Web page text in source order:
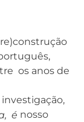
os anos de
é nosso